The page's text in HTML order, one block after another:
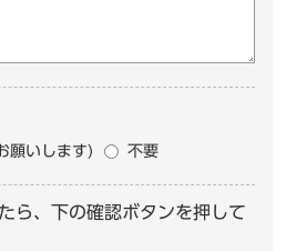
願いします) 不要
ら、下の確認ボタンを押して